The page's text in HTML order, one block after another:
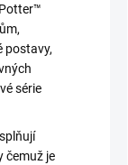
postavy,
série
čemuž je